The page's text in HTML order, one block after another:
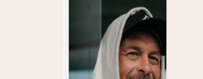
4,7 (baseret på +15.000
Vores gaver inspirerer. Kunderne